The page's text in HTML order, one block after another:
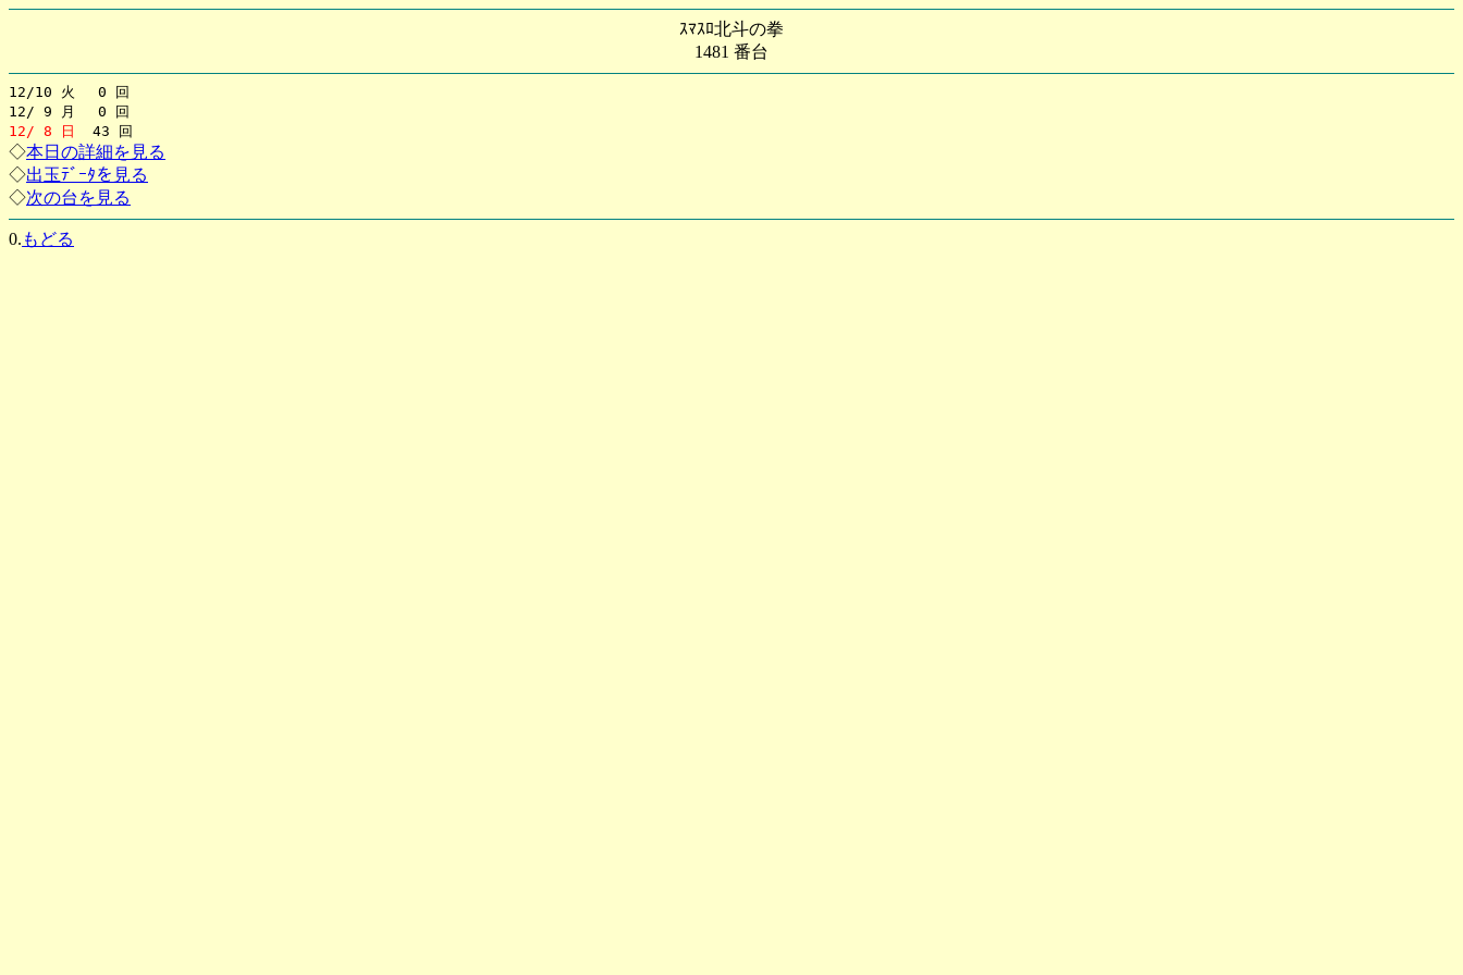
ｽﾏｽﾛ北斗の拳
1481 番台
12/10 火 0 回
12/ 9 月 0 回
12/ 8 日
43 回
◇本日の詳細を見る
◇出玉ﾃﾞｰﾀを見る
◇次の台を見る
0. もどる